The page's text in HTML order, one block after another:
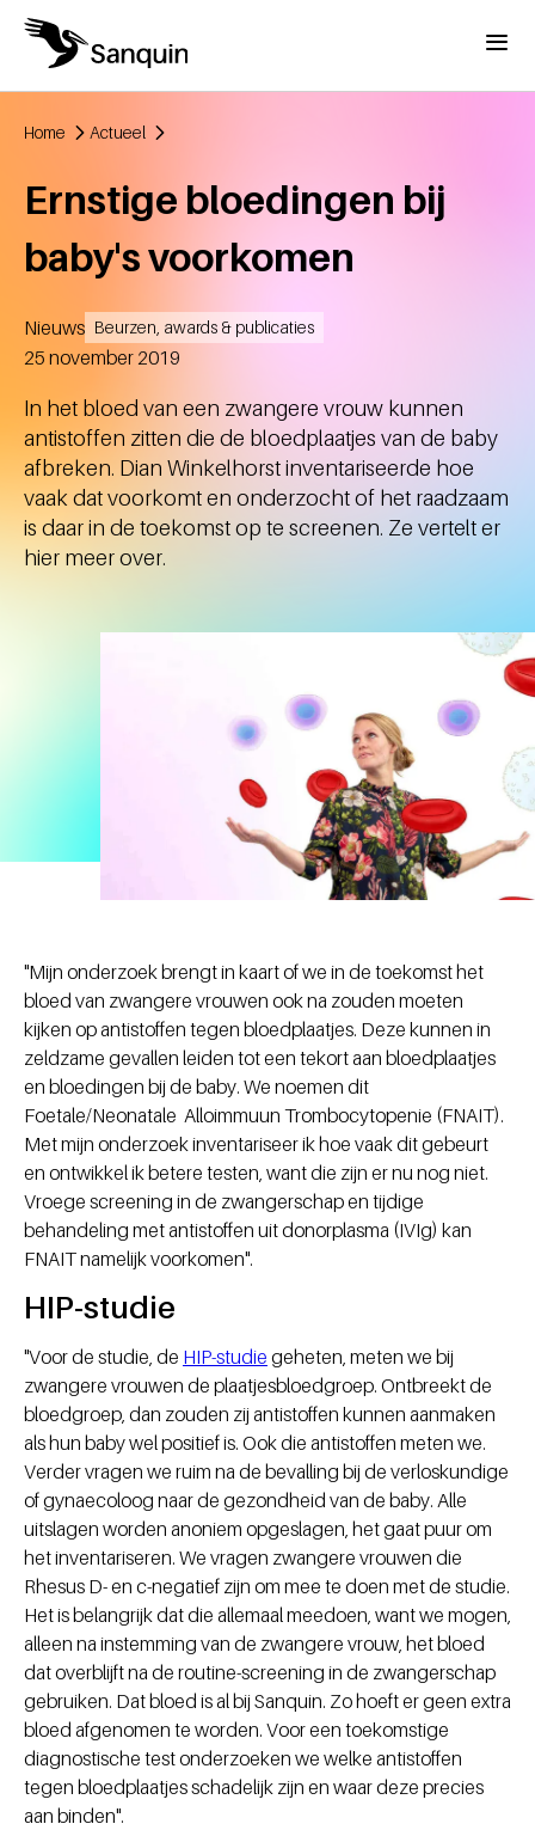
Overslaan en naar de inhoud gaan
Menu
Home Actueel
Ernstige bloedingen bij
baby's voorkomen
Nieuws Beurzen, awards & publicaties
Aangemaakt
25 november 2019
In het bloed van een zwangere vrouw kunnen
antistoffen zitten die de bloedplaatjes van de baby
afbreken. Dian Winkelhorst inventariseerde hoe
vaak dat voorkomt en onderzocht of het raadzaam
is daar in de toekomst op te screenen. Ze vertelt er
hier meer over.
"Mijn onderzoek brengt in kaart of we in de toekomst het
bloed van zwangere vrouwen ook na zouden moeten
kijken op antistoffen tegen bloedplaatjes. Deze kunnen in
zeldzame gevallen leiden tot een tekort aan bloedplaatjes
en bloedingen bij de baby. We noemen dit
Foetale/Neonatale Alloimmuun Trombocytopenie (FNAIT).
Met mijn onderzoek inventariseer ik hoe vaak dit gebeurt
en ontwikkel ik betere testen, want die zijn er nu nog niet.
Vroege screening in de zwangerschap en tijdige
behandeling met antistoffen uit donorplasma (IVIg) kan
FNAIT namelijk voorkomen".
HIP-studie
"Voor de studie, de HIP-studie geheten, meten we bij
zwangere vrouwen de plaatjesbloedgroep. Ontbreekt de
bloedgroep, dan zouden zij antistoffen kunnen aanmaken
als hun baby wel positief is. Ook die antistoffen meten we.
Verder vragen we ruim na de bevalling bij de verloskundige
of gynaecoloog naar de gezondheid van de baby. Alle
uitslagen worden anoniem opgeslagen, het gaat puur om
het inventariseren. We vragen zwangere vrouwen die
Rhesus D- en c-negatief zijn om mee te doen met de studie.
Het is belangrijk dat die allemaal meedoen, want we mogen,
alleen na instemming van de zwangere vrouw, het bloed
dat overblijft na de routine-screening in de zwangerschap
gebruiken. Dat bloed is al bij Sanquin. Zo hoeft er geen extra
bloed afgenomen te worden. Voor een toekomstige
diagnostische test onderzoeken we welke antistoffen
tegen bloedplaatjes schadelijk zijn en waar deze precies
aan binden".